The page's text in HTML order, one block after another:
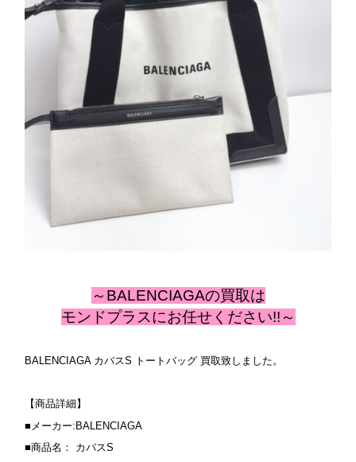
～BALENCIAGAの買取は
モンドプラスにお任せください!!～
BALENCIAGA カバスS トートバッグ 買取致しました。
【商品詳細】
■メーカー:BALENCIAGA
■商品名： カバスS